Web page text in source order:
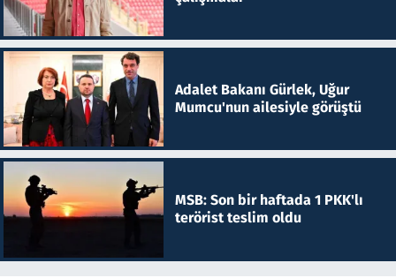
Adalet Bakanı Gürlek, Uğur
Mumcu'nun ailesiyle görüştü
MSB: Son bir haftada 1 PKK'lı
terörist teslim oldu